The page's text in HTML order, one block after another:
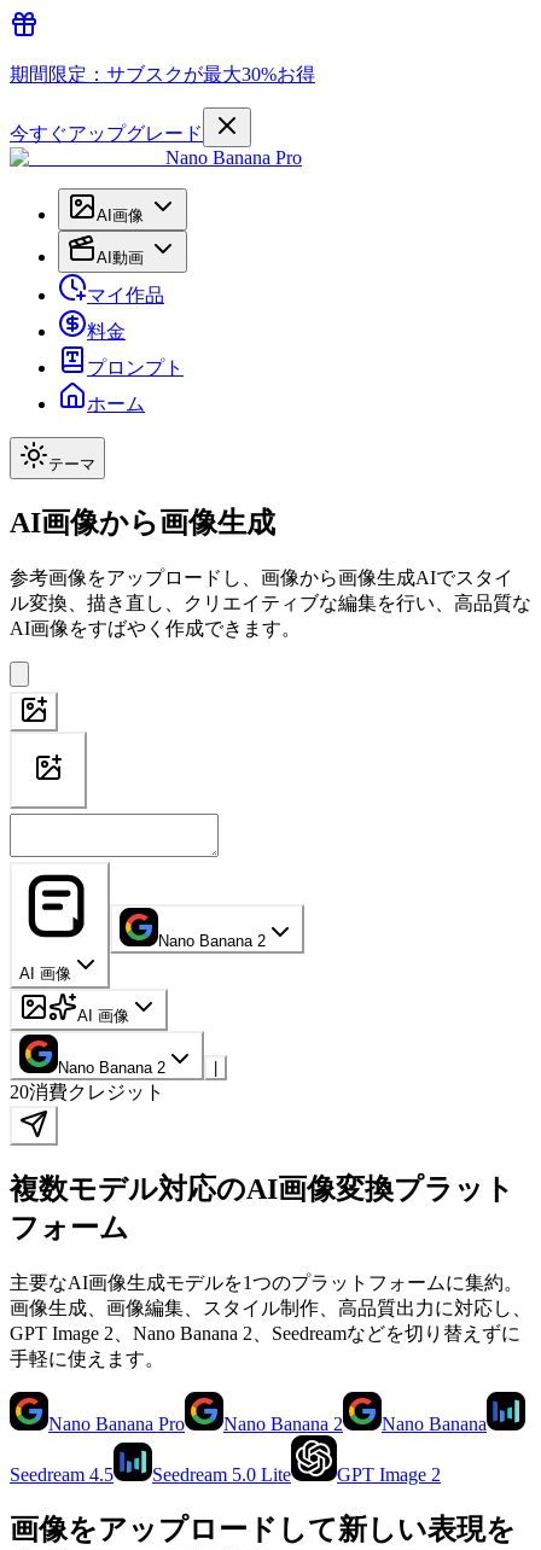
期間限定：サブスクが最大30%お得
今すぐアップグレード
Nano Banana Pro
AI画像
AI動画
マイ作品
料金
プロンプト
ホーム
テーマ
AI画像から画像生成
参考画像をアップロードし、画像から画像生成AIでスタイ
ル変換、描き直し、クリエイティブな編集を行い、高品質な
AI画像をすばやく作成できます。
AI 画像
Nano Banana 2
AI 画像
Nano Banana 2
20消費クレジット
複数モデル対応のAI画像変換プラット
フォーム
主要なAI画像生成モデルを1つのプラットフォームに集約。
画像生成、画像編集、スタイル制作、高品質出力に対応し、
GPT Image 2、Nano Banana 2、Seedreamなどを切り替えずに
手軽に使えます。
Nano Banana Pro Nano Banana 2 Nano Banana
Seedream 4.5 Seedream 5.0 Lite GPT Image 2
画像をアップロードして新しい表現を